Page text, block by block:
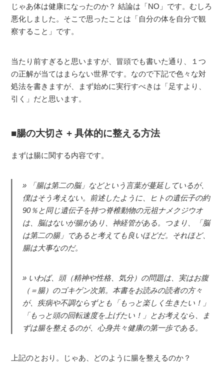
じゃあ体は健康になったのか？ 結論は「NO」です。むしろ
悪化しました。そこで思ったことは「自分の体を自分で観
察すること」です。
当たり前すぎると思いますが、冒頭でも書いた通り、１つ
の正解が当てはまらない世界です。なので下記で色々な対
処法を書きますが、まず始めに実行すべきは「足すより、
引く」だと思います。
腸の大切さ + 具体的に整える方法
まずは腸に関する内容です。
「腸は第二の脳」などという言葉が蔓延しているが、
僕はそう考えない。前述したように、ヒトの遺伝子の約
90％と同じ遺伝子を持つ脊椎動物の元祖ナメクジウオ
は、脳はないが腸があり、神経管がある。つまり、「脳
は第二の腸」であると考えても良いほどだ。それほど、
腸は大事なのだ。
いわば、頭（精神や性格、気分）の問題は、実はお腹
（＝腸）のゴキゲン次第。本書をお読みの読者の方々
が、疾病や不調ならずとも「もっと楽しく生きたい！」
「もっと頭の回転速度を上げたい！」とお考えなら、ま
ずは腸を整えるのが、心身共々健康の第一歩である。
上記のとおり。じゃあ、どのように腸を整えるのか？